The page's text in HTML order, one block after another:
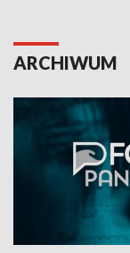
ARCHIWUM